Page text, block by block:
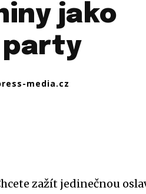
jako
media.cz
zažít jedinečnou